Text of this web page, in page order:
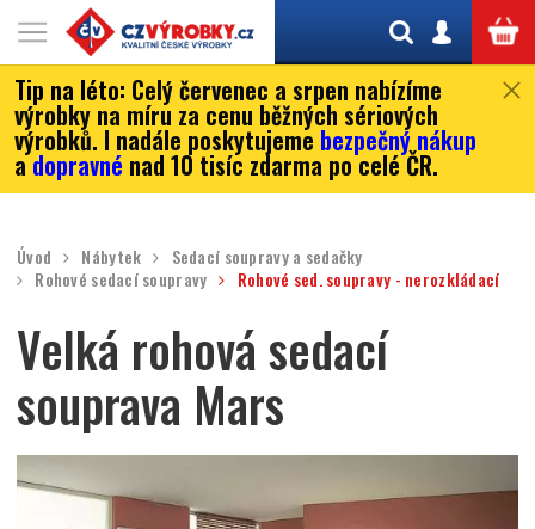
Tip na léto: Celý červenec a srpen nabízíme
výrobky na míru za cenu běžných sériových
výrobků. I nadále poskytujeme bezpečný nákup
adopravné nad 10 tisíc zdarma po celé ČR.
Úvod Nábytek
Sedací soupravy a sedačky
Rohové sedací soupravy
Rohové sed. soupravy - nerozkládací
Velká rohová sedací
souprava Mars